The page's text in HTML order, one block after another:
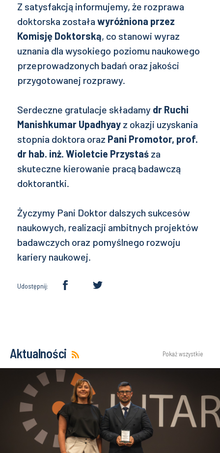
Z satysfakcją informujemy, że rozprawa
doktorska została wyróżniona przez
Komisję Doktorską, co stanowi wyraz
uznania dla wysokiego poziomu naukowego
przeprowadzonych badań oraz jakości
przygotowanej rozprawy.
Serdeczne gratulacje składamy dr Ruchi
Manishkumar Upadhyay z okazji uzyskania
stopnia doktora oraz Pani Promotor, prof.
dr hab. inż. Wioletcie Przystaś za
skuteczne kierowanie pracą badawczą
doktorantki.
Życzymy Pani Doktor dalszych sukcesów
naukowych, realizacji ambitnych projektów
badawczych oraz pomyślnego rozwoju
kariery naukowej.
Udostępnij:
Aktualności Pokaż wszystkie